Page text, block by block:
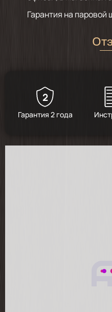
Гарантия на паровой
2
Гарантия 2 года